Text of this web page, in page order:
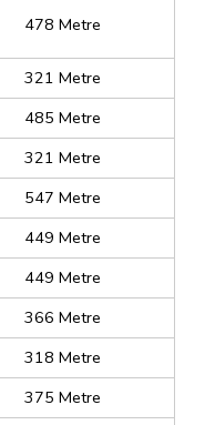
478 Metre
321 Metre
485 Metre
321 Metre
547 Metre
449 Metre
449 Metre
366 Metre
318 Metre
375 Metre